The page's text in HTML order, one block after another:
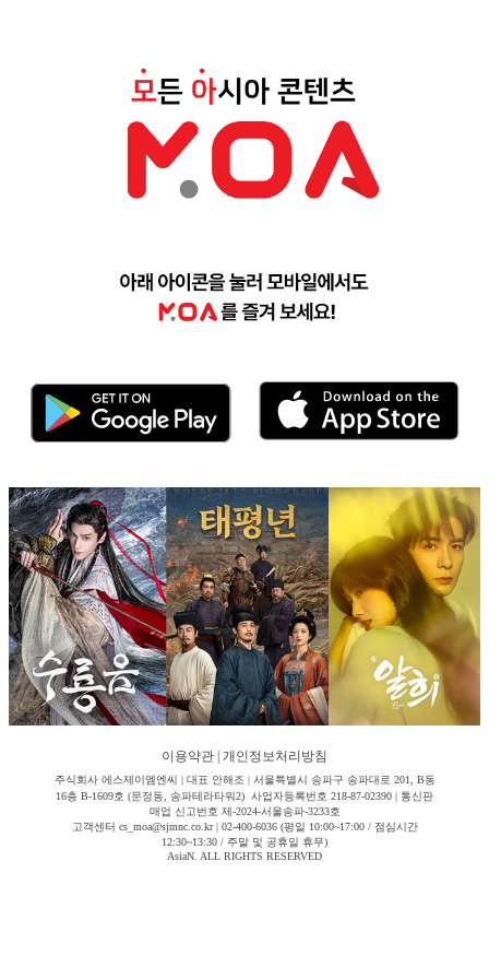
이용약관 개인정보처리방침
주식회사 에스제이엠엔씨 | 대표 안해조 | 서울특별시 송파구 송파대로 201, B동
16층 B-1609호 (문정동, 송파테라타워2) 사업자등록번호 218-87-02390 | 통신판
매업 신고번호 제-2024-서울송파-3233호
고객센터 cs_moa@sjmnc.co.kr | 02-400-6036 (평일 10:00~17:00 / 점심시간
12:30~13:30 / 주말 및 공휴일 휴무)
AsiaN. ALL RIGHTS RESERVED